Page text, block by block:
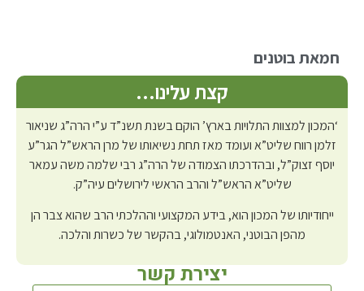
חמאת בוטנים
קצת עלינו…
‘המכון למצוות התלויות בארץ’ הוקם בשנת תשנ”ד ע”י הרה”ג שניאור
זלמן רווח שליט”א ועומד מאז תחת נשיאותו של מרן הראש”ל הגר”ע
יוסף זצוק”ל, ובהדרכתו הצמודה של הרה”ג רבי שלמה משה עמאר
שליט”א הראש”ל והרב הראשי לירושלים עיה”ק.
ייחודיותו של המכון הוא, בידע המקצועי וההלכתי הרב שהוא צבר הן
מהפן הבוטני, האנטמולוגי, בהקשר של כשרות והלכה.
יצירת קשר